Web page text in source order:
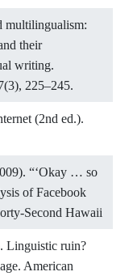
multilingualism:
their
writing.
225–245.
(2nd ed.).
“‘Okay … so
of Facebook
Second Hawaii
Linguistic ruin?
American